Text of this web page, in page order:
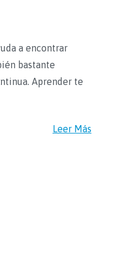
a encontrar
bastante
Aprender te
Leer Más